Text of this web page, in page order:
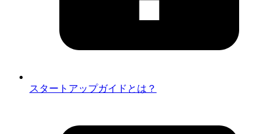
スタートアップガイドとは？